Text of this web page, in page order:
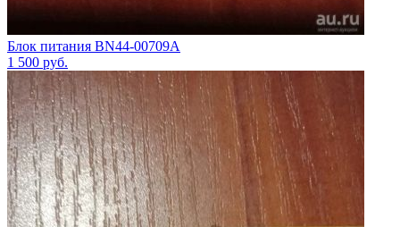
Блок питания BN44-00709A
1 500 руб.